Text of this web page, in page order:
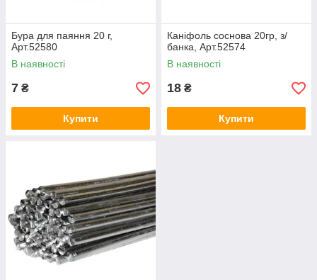
Бура для паяння 20 г,
Арт.52580
В наявності
7 ₴
Купити
Каніфоль соснова 20гр, з/
банка, Арт.52574
В наявності
18 ₴
Купити